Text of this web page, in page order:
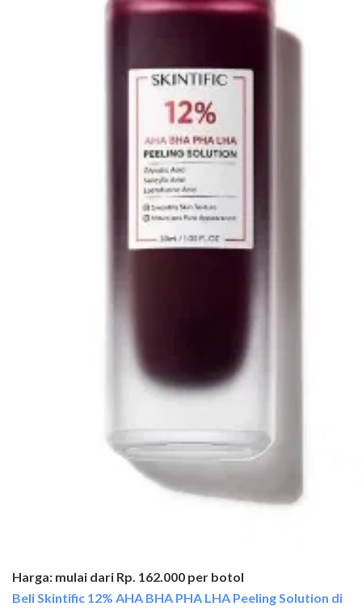
Harga: mulai dari Rp. 162.000 per botol
Beli Skintific 12% AHA BHA PHA LHA Peeling Solution di